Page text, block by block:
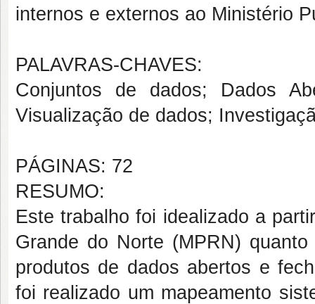
internos e externos ao Ministério
PALAVRAS-CHAVES:
Conjuntos de dados; Dados
Visualização de dados;
PÁGINAS: 72
RESUMO:
Este trabalho foi idealizado a
Grande do Norte (MPRN)
produtos de dados abertos e
foi realizado um mapeamento